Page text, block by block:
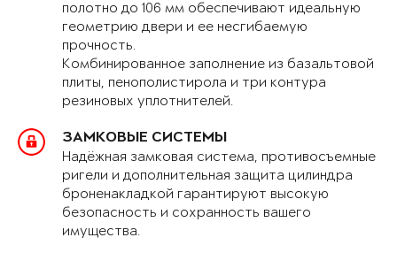
полотно до 106 мм обеспечивают идеальную
геометрию двери и ее несгибаемую
прочность.
Комбинированное заполнение из базальтовой
плиты, пенополистирола и три контура
резиновых уплотнителей.
ЗАМКОВЫЕ СИСТЕМЫ
Надёжная замковая система, противосъемные
ригели и дополнительная защита цилиндра
броненакладкой гарантируют высокую
безопасность и сохранность вашего
имущества.